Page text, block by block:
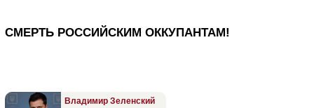
СМЕРТЬ РОССИЙСКИМ ОККУПАНТАМ!
Владимир Зеленский